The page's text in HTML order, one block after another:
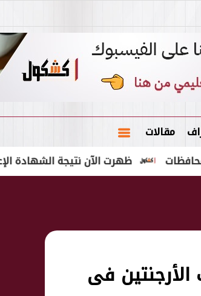
مقالات
ظهرت الآن نتيجة الشهادة الإعدادية الدور الثاني
فى